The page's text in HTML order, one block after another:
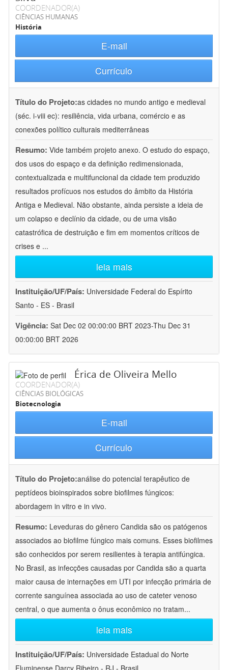
COORDENADOR(A)
CIÊNCIAS HUMANAS
História
E-mail
Currículo
Título do Projeto:as cidades no mundo antigo e medieval
(séc. i-viii ec): resiliência, vida urbana, comércio e as
conexões político culturais mediterrâneas
Resumo: Vide também projeto anexo. O estudo do espaço,
dos usos do espaço e da definição redimensionada,
contextualizada e multifuncional da cidade tem produzido
resultados profícuos nos estudos do âmbito da História
Antiga e Medieval. Não obstante, ainda persiste a ideia de
um colapso e declínio da cidade, ou de uma visão
catastrófica de destruição e fim em momentos críticos de
crises e ...
leia mais
Instituição/UF/País: Universidade Federal do Espírito
Santo - ES - Brasil
Vigência: Sat Dec 02 00:00:00 BRT 2023-Thu Dec 31
00:00:00 BRT 2026
Érica de Oliveira Mello
COORDENADOR(A)
CIÊNCIAS BIOLÓGICAS
Biotecnologia
E-mail
Currículo
Título do Projeto:análise do potencial terapêutico de
peptídeos bioinspirados sobre biofilmes fúngicos:
abordagem in vitro e in vivo.
Resumo: Leveduras do gênero Candida são os patógenos
associados ao biofilme fúngico mais comuns. Esses biofilmes
são conhecidos por serem resilientes à terapia antifúngica.
No Brasil, as infecções causadas por Candida são a quarta
maior causa de internações em UTI por infecção primária de
corrente sanguínea associada ao uso de cateter venoso
central, o que aumenta o ônus econômico no tratam...
leia mais
Instituição/UF/País: Universidade Estadual do Norte